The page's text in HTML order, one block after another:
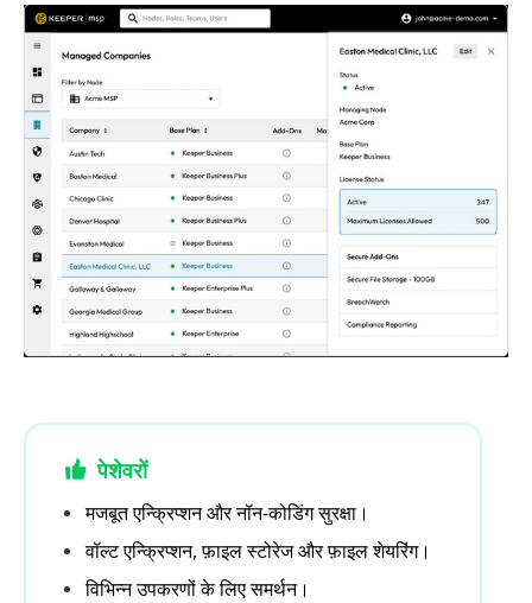
पेशेवरों
मजबूत एन्क्रिप्शन और नॉन-कोडिंग सुरक्षा।
वॉल्ट एन्क्रिप्शन, फ़ाइल स्टोरेज और फ़ाइल शेयरिंग।
विभिन्न उपकरणों के लिए समर्थन।